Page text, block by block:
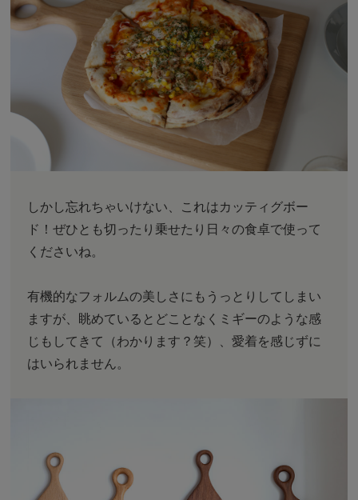
しかし忘れちゃいけない、これはカッティグボー
ド！ぜひとも切ったり乗せたり日々の食卓で使って
くださいね。
有機的なフォルムの美しさにもうっとりしてしまい
ますが、眺めているとどことなくミギーのような感
じもしてきて（わかります？笑）、愛着を感じずに
はいられません。